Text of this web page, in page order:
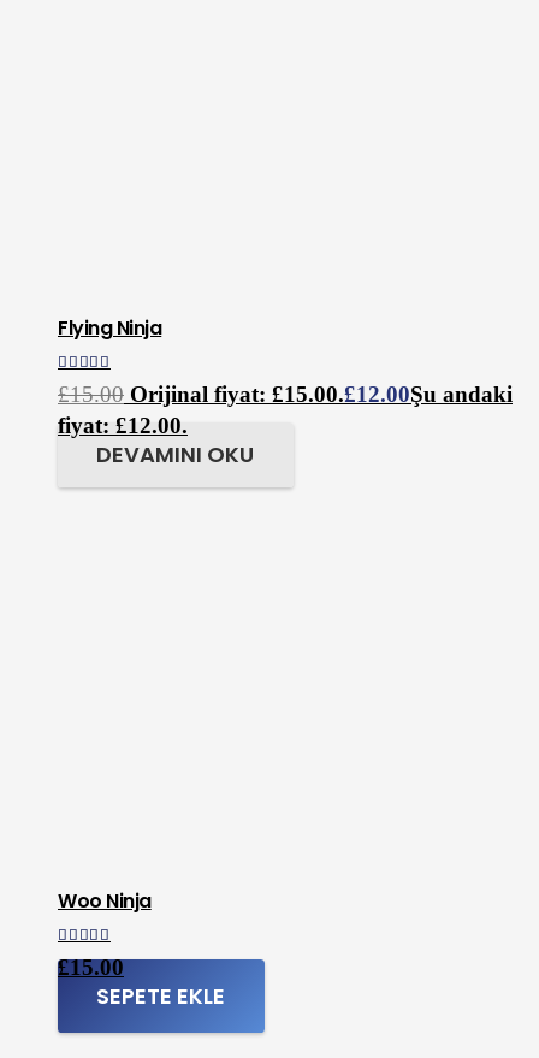
Flying Ninja
5 üzerinden4.00 oy aldı
£15.00 Orijinal fiyat: £15.00.£12.00Şu andaki
fiyat: £12.00.
DEVAMINI OKU
Woo Ninja
£15.00
SEPETE EKLE